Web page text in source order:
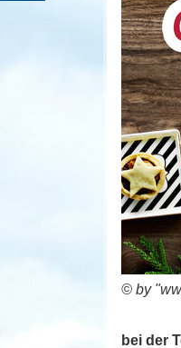
© by
bei der